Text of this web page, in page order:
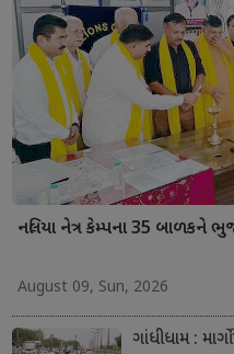
નલિયા નેત્ર કેમ્પના 35 બાળકને
August 09, Sun, 2026
ગાંધીધામ :